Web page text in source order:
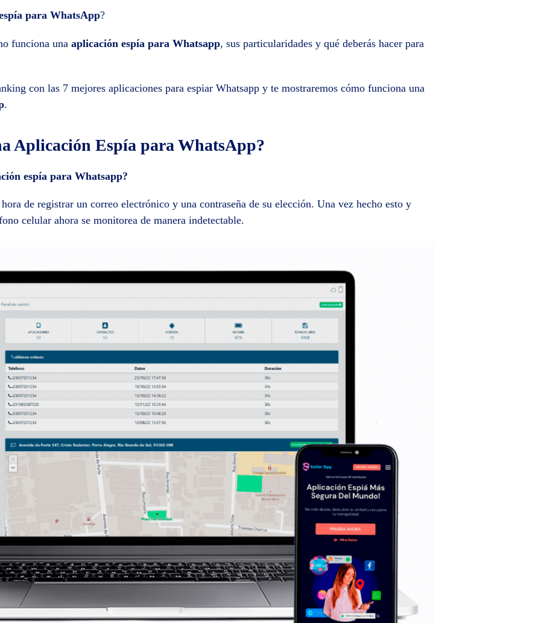
para WhatsApp?
funciona una aplicación espía para Whatsapp, sus particularidades y qué deberás hacer para
con las 7 mejores aplicaciones para espiar Whatsapp y te mostraremos cómo funciona una
.
Aplicación Espía para WhatsApp?
espía para Whatsapp?
de registrar un correo electrónico y una contraseña de su elección. Una vez hecho esto y
celular ahora se monitorea de manera indetectable.